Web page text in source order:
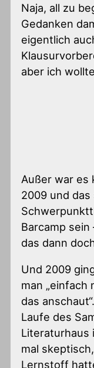
Naja, all zu
Gedanken
eigentlich
aber ich
Außer war es
2009 und das
Barcamp
das dann
Und 2009
man „einfach
das
Laufe des
Literaturhaus
mal
Lernstoff